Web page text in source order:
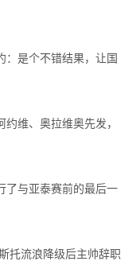
：是个不错结果，让国
维、奥拉维奥先发，
了与亚泰赛前的最后一
托流浪降级后主帅辞职